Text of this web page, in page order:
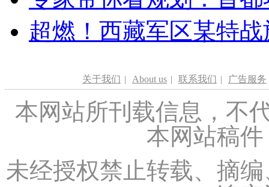
超燃！西藏军区某特
关于我们 | About us | 联系我们 | 广告服务
本网站所刊载信息，不
本网站稿
未经授权禁止转载、摘